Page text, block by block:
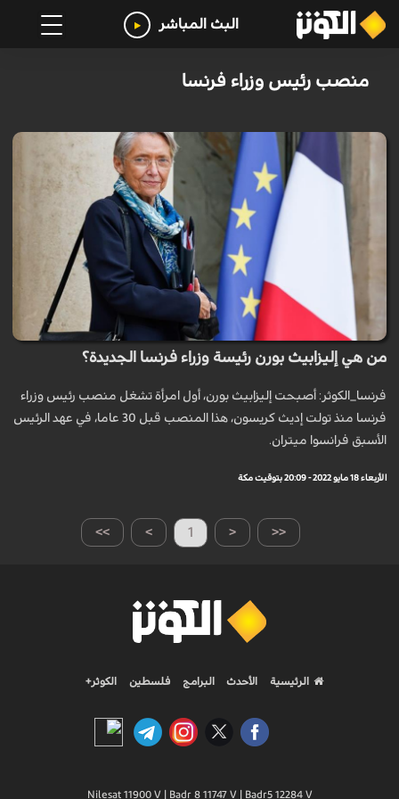
البث المباشر
منصب رئيس وزراء فرنسا
من هي إليزابيث بورن رئيسة وزراء فرنسا الجديدة؟
فرنسا_الكوثر: أصبحت إليزابيث بورن، أول امرأة تشغل منصب رئيس وزراء
فرنسا منذ تولت إديث كريسون، هذا المنصب قبل 30 عاما، في عهد الرئيس
الأسبق فرانسوا ميتران.
الأربعاء 18 مايو 2022 - 20:09 بتوقيت مكة
>> > 1 < <<
الرئيسية الأحدث البرامج فلسطين الكوثر+
Nilesat 11900 V | Badr 8 11747 V | Badr5 12284 V